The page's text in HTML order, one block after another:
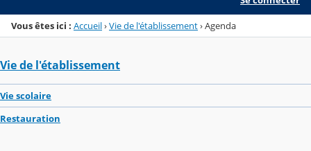
Vous êtes ici : Accueil›Vie de l'établissement›Agenda
Vie de l'établissement
Vie scolaire
Restauration